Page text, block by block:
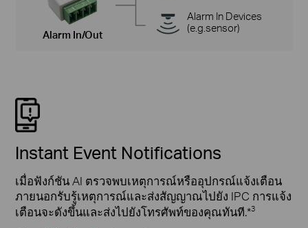
Alarm In/Out
Alarm In Devices
(e.g.sensor)
Instant Event Notifications
เมื่อฟังก์ชัน AI ตรวจพบเหตุการณ์หรืออุปกรณ์แจ้งเตือน
ภายนอกรับรู้เหตุการณ์และส่งสัญญาณไปยัง IPC การแจ้ง
เตือนจะดังขึ้นและส่งไปยังโทรศัพท์ของคุณทันที.*3